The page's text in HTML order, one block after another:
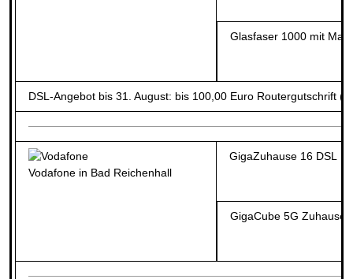
Glasfaser 1000 mit
DSL-Angebot bis 31. August: bis 100,00 Euro Routergutschrift
Vodafone in Bad Reichenhall
GigaZuhause 16 DSL
GigaCube 5G Zuhause